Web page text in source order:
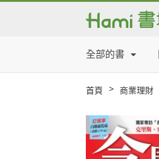
全部的書
首頁 > 商業理財